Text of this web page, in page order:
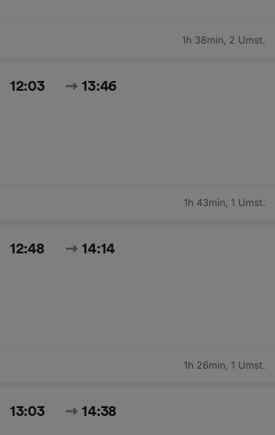
1h 38min, 2 Umst.
12:03 13:46
1h 43min, 1 Umst.
12:48 14:14
1h 26min, 1 Umst.
13:03 14:38